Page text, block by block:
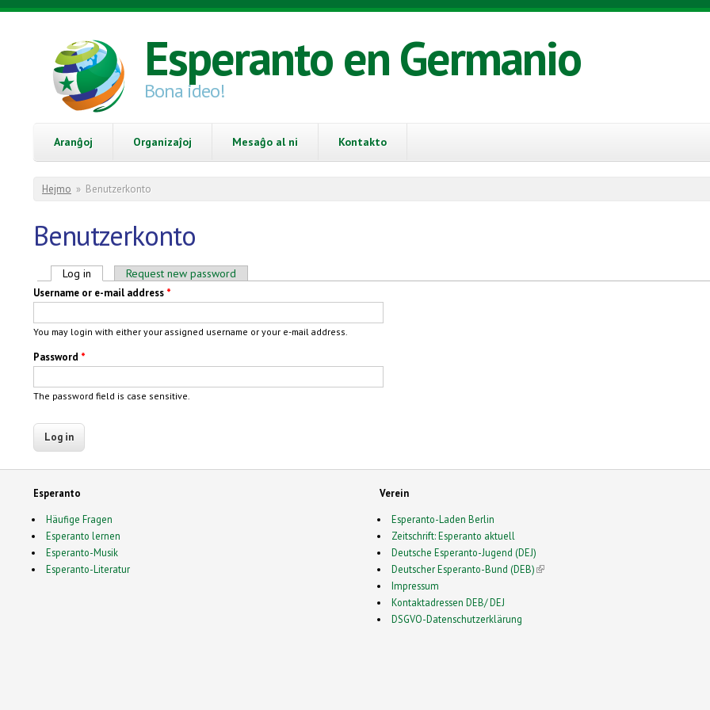
Skip to main content
Esperanto en Germanio
Bona ideo!
Aranĝoj Organizaĵoj Mesaĝo al ni Kontakto
You are here
Hejmo » Benutzerkonto
Benutzerkonto
Primary tabs
Log in (active tab)Request new password
Username or e-mail address *
You may login with either your assigned username or your e-mail address.
Password *
The password field is case sensitive.
Esperanto
Häufige Fragen
Esperanto lernen
Esperanto-Musik
Esperanto-Literatur
Verein
Esperanto-Laden Berlin
Zeitschrift: Esperanto aktuell
Deutsche Esperanto-Jugend (DEJ)
Deutscher Esperanto-Bund (DEB)(link is external)
Impressum
Kontaktadressen DEB/ DEJ
DSGVO-Datenschutzerklärung